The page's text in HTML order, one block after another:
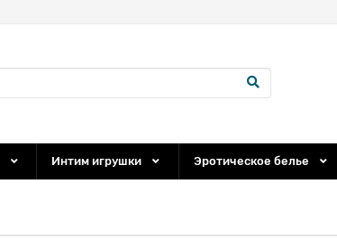
Интим игрушки Эротическое белье